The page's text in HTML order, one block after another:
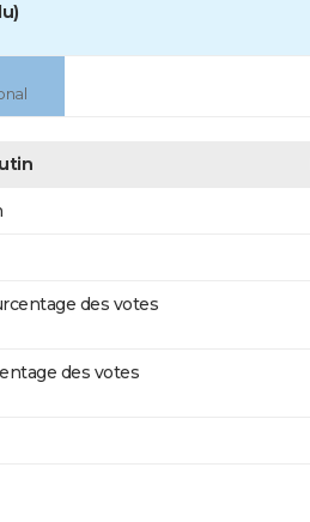
des votes
des votes